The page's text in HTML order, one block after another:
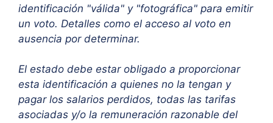
identificación "válida" y "fotográfica" para emitir
un voto. Detalles como el acceso al voto en
ausencia por determinar.
El estado debe estar obligado a proporcionar
esta identificación a quienes no la tengan y
pagar los salarios perdidos, todas las tarifas
asociadas y/o la remuneración razonable del